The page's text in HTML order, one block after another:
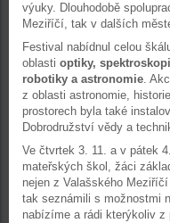
výuky. Dlouhodobě
Meziříčí, tak v dalších
Festival nabídnul celou
oblasti optiky,
robotiky a astronomie.
z oblasti astronomie,
prostorech byla také
Dobrodružství vědy a
Ve čtvrtek 3. 11. a v pátek
mateřských škol, žáci
nejen z Valašského
tak seznámili s možnostmi
nabízíme a rádi kterýkoliv z